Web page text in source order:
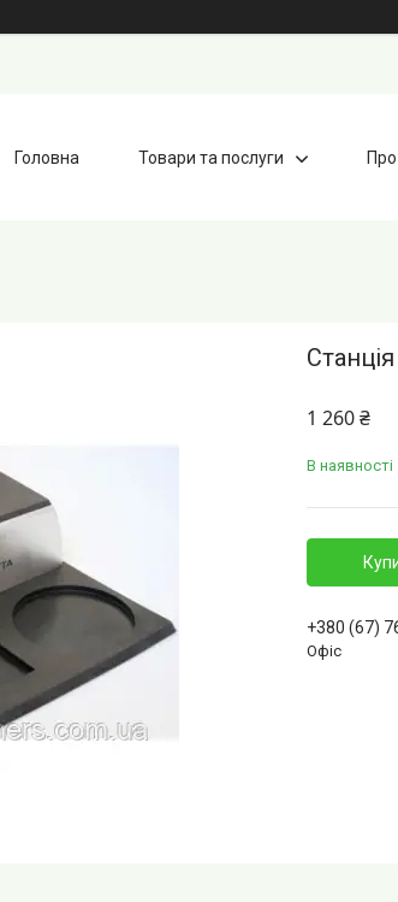
Головна Товари та послуги
1 260 ₴
В наявності
+380 (67)
Офіс